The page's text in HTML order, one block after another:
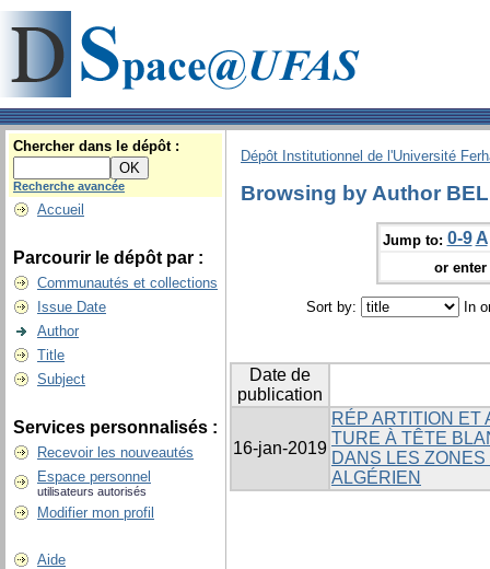
Chercher dans le dépôt :
Recherche avancée
Accueil
Parcourir le dépôt par :
Communautés et collections
Issue Date
Author
Title
Subject
Services personnalisés :
Recevoir les nouveautés
Espace personnel
utilisateurs autorisés
Modifier mon profil
Aide
Dépôt Institutionnel de l'Université
Browsing by Author
Jump to: 0-9 A
or
Sort by: In
Date de
publication
16-jan-2019
RÉP ARTITION ET
TURE À TÊTE
DANS LES
ALGÉRIEN